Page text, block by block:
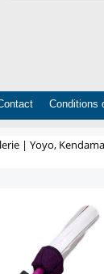
Conditions
| Yoyo, Kendama